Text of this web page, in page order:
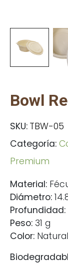
Bowl
SKU: TBW-05
Categoría:
Premium
Material:
Diámetro:
Profundidad:
Peso: 31 g
Color: Natural